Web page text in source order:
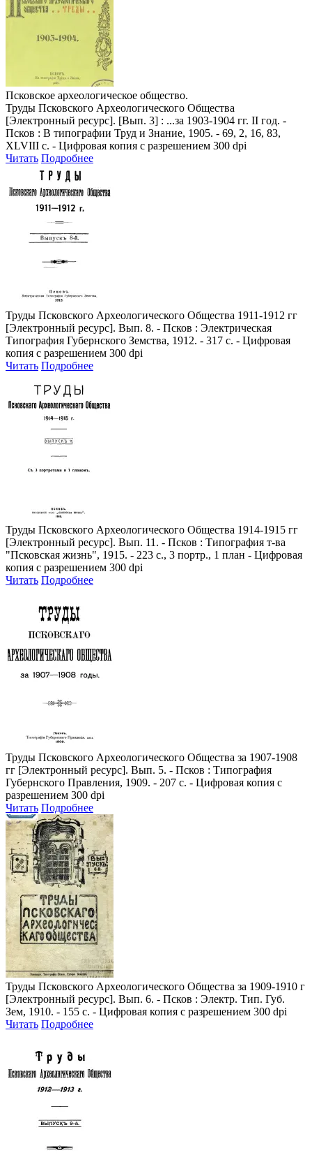
Псковское археологическое общество.
Труды Псковского Археологического Общества
[Электронный ресурс]. [Вып. 3] : ...за 1903-1904 гг. II год. -
Псков : В типографии Труд и Знание, 1905. - 69, 2, 16, 83,
XLVIII с. - Цифровая копия с разрешением 300 dpi
Читать Подробнее
Труды Псковского Археологического Общества 1911-1912 гг
[Электронный ресурс]. Вып. 8. - Псков : Электрическая
Типография Губернского Земства, 1912. - 317 с. - Цифровая
копия с разрешением 300 dpi
Читать Подробнее
Труды Псковского Археологического Общества 1914-1915 гг
[Электронный ресурс]. Вып. 11. - Псков : Типография т-ва
"Псковская жизнь", 1915. - 223 с., 3 портр., 1 план - Цифровая
копия с разрешением 300 dpi
Читать Подробнее
Труды Псковского Археологического Общества за 1907-1908
гг [Электронный ресурс]. Вып. 5. - Псков : Типография
Губернского Правления, 1909. - 207 с. - Цифровая копия с
разрешением 300 dpi
Читать Подробнее
Труды Псковского Археологического Общества за 1909-1910 г
[Электронный ресурс]. Вып. 6. - Псков : Электр. Тип. Губ.
Зем, 1910. - 155 с. - Цифровая копия с разрешением 300 dpi
Читать Подробнее